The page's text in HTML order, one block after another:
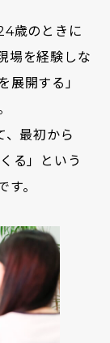
歳のときに
場を経験しな
展開する」
、最初から
る」という
。